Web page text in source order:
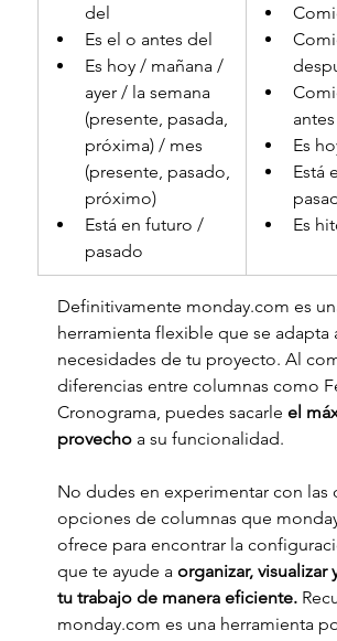
del
Es el o antes del
Es hoy / mañana /
ayer / la semana
(presente, pasada,
próxima) / mes
(presente, pasado,
próximo)
Está en futuro /
pasado
Es
Está
Es
Definitivamente monday.com es
herramienta flexible que se adapta
necesidades de tu proyecto. Al
diferencias entre columnas como
Cronograma, puedes sacarle el
provecho a su funcionalidad.
No dudes en experimentar con las
opciones de columnas que
ofrece para encontrar la
que te ayude a organizar, visualizar
tu trabajo de manera eficiente.
monday.com es una herramienta